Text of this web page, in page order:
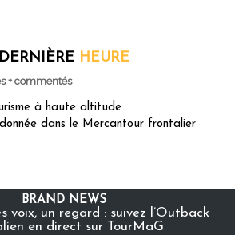
DERNIÈRE HEURE
+ commentés
à haute altitude
dans le Mercantour frontalier
BRAND NEWS
voix, un regard : suivez l’Outback
en direct sur TourMaG